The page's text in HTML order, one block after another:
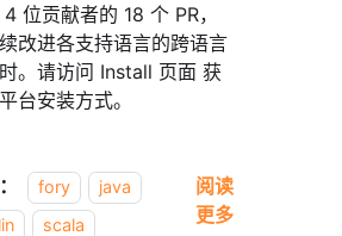
位贡献者的 18 个 PR，
改进各支持语言的跨语言
。请访问 Install 页面 获
台安装方式。
fory
java
scala
阅读
更多